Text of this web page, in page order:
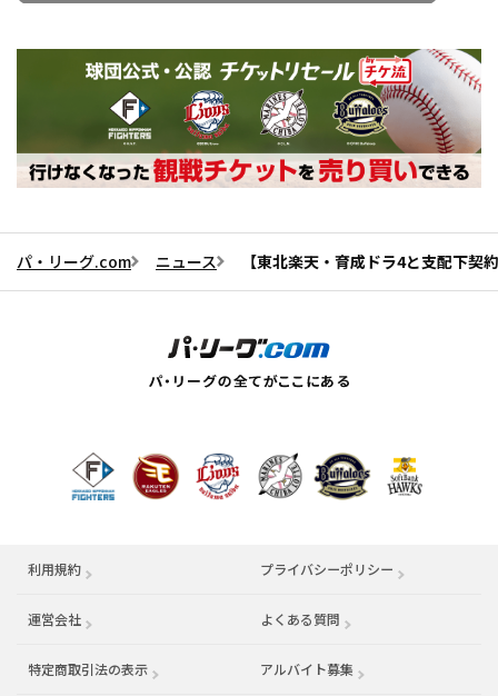
パ・リーグ.com ニュース 【東北楽天・育成ドラ4と支配下
利用規約 プライバシーポリシー
運営会社 （別ウィンドウで開く） よくある質問
特定商取引法の表示 アルバイト募集 （別ウィンドウで開く